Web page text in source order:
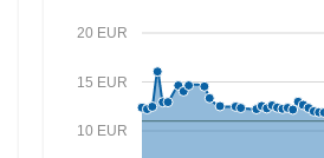
10 EUR
15 EUR
20 EUR